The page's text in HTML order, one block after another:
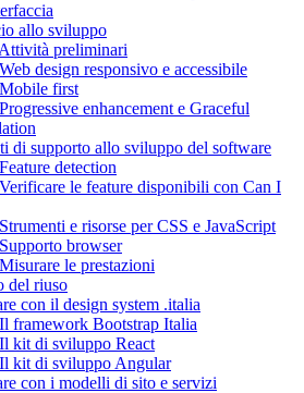
allo sviluppo
preliminari
design responsivo e accessibile
first
enhancement e Graceful
di supporto allo sviluppo del software
detection
le feature disponibili con Can I
e risorse per CSS e JavaScript
browser
le prestazioni
del riuso
con il design system .italia
framework Bootstrap Italia
kit di sviluppo React
kit di sviluppo Angular
con i modelli di sito e servizi